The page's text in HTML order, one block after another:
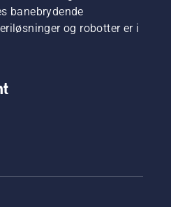
banebrydende
og robotter er i